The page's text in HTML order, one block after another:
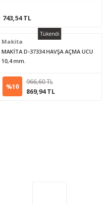
743,54 TL
Tükendi
Makita
MAKİTA D-37334 HAVŞA AÇMA UCU
10,4 mm.
%10
966,60 TL
869,94 TL